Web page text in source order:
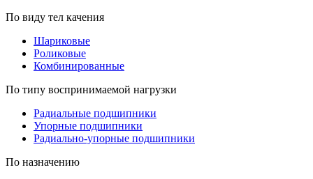
По виду тел качения
Шариковые
Роликовые
Комбинированные
По типу воспринимаемой нагрузки
Радиальные подшипники
Упорные подшипники
Радиально-упорные подшипники
По назначению